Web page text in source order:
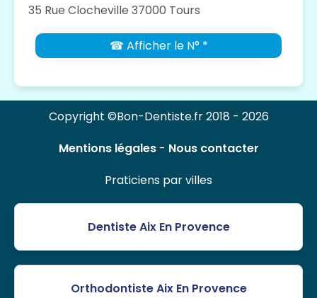
35 Rue Clocheville 37000 Tours
☎ Afficher le N° *
Copyright ©Bon-Dentiste.fr 2018 - 2026
Mentions légales- Nous contacter
Praticiens par villes
Dentiste Aix En Provence
Orthodontiste Aix En Provence